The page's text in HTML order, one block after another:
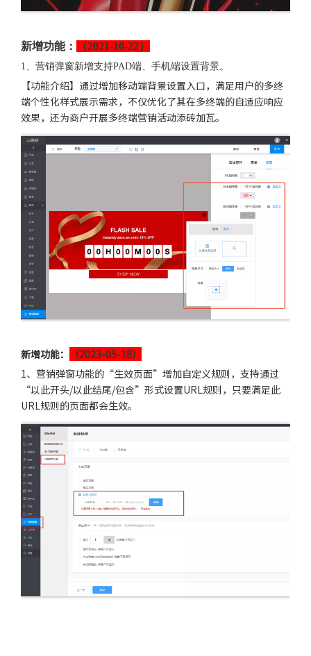
新增功能： （2021-10-22）
1、营销弹窗新增支持PAD端、手机端设置背景。
【功能介绍】通过增加移动端背景设置入口，满足用户的多终
端个性化样式展示需求，不仅优化了其在多终端的自适应响应
效果，还为商户开展多终端营销活动添砖加瓦。
新增功能：
（2023-05-18）
1、营销弹窗功能的“生效页面”增加自定义规则，支持通过
“以此开头/以此结尾/包含”形式设置URL规则，只要满足此
URL规则的页面都会生效。